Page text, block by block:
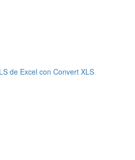
de Excel con Convert XLS